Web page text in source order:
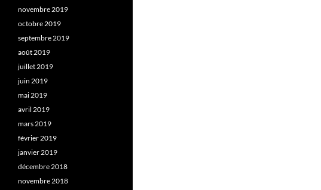
novembre 2019
octobre 2019
septembre 2019
août 2019
juillet 2019
juin 2019
mai 2019
avril 2019
mars 2019
février 2019
janvier 2019
décembre 2018
novembre 2018